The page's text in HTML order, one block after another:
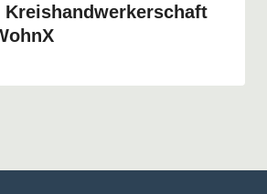
Kreishandwerkerschaft